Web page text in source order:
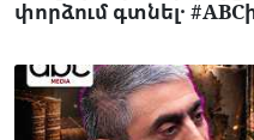
փորձում գտնել․